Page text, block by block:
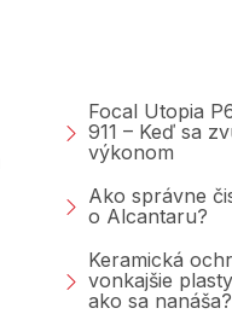
Focal Utopia
911 – Keď sa
výkonom
Ako správne
o Alcantaru?
Keramická
vonkajšie
ako sa nanáša?